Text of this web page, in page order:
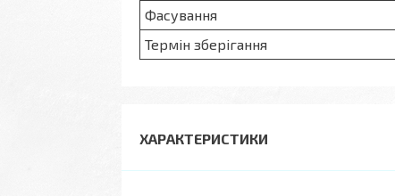
Фасування
Термін зберігання
ХАРАКТЕРИСТИКИ